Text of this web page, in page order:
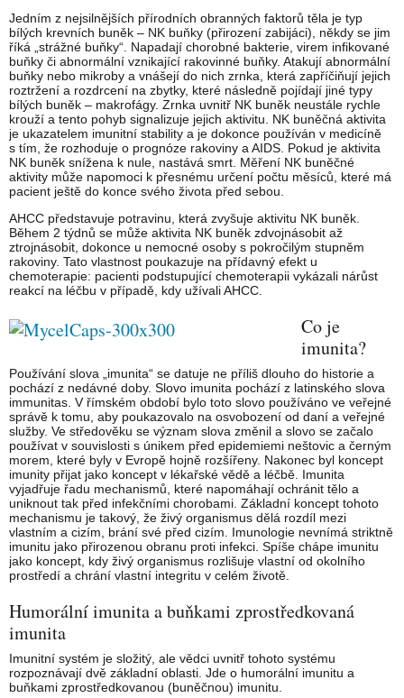
Jedním z nejsilnějších přírodních obranných faktorů těla je typ
bílých krevních buněk – NK buňky (přirození zabijáci), někdy se jim
říká „strážné buňky“. Napadají chorobné bakterie, virem infikované
buňky či abnormální vznikající rakovinné buňky. Atakují abnormální
buňky nebo mikroby a vnášejí do nich zrnka, která zapříčiňují jejich
roztržení a rozdrcení na zbytky, které následně pojídají jiné typy
bílých buněk – makrofágy. Zrnka uvnitř NK buněk neustále rychle
krouží a tento pohyb signalizuje jejich aktivitu. NK buněčná aktivita
je ukazatelem imunitní stability a je dokonce používán v medicíně
s tím, že rozhoduje o prognóze rakoviny a AIDS. Pokud je aktivita
NK buněk snížena k nule, nastává smrt. Měření NK buněčné
aktivity může napomoci k přesnému určení počtu měsíců, které má
pacient ještě do konce svého života před sebou.
AHCC představuje potravinu, která zvyšuje aktivitu NK buněk.
Během 2 týdnů se může aktivita NK buněk zdvojnásobit až
ztrojnásobit, dokonce u nemocné osoby s pokročilým stupněm
rakoviny. Tato vlastnost poukazuje na přídavný efekt u
chemoterapie: pacienti podstupující chemoterapii vykázali nárůst
reakcí na léčbu v případě, kdy užívali AHCC.
Co je
imunita?
Používání slova „imunita“ se datuje ne příliš dlouho do historie a
pochází z nedávné doby. Slovo imunita pochází z latinského slova
immunitas. V římském období bylo toto slovo používáno ve veřejné
správě k tomu, aby poukazovalo na osvobození od daní a veřejné
služby. Ve středověku se význam slova změnil a slovo se začalo
používat v souvislosti s únikem před epidemiemi neštovic a černým
morem, které byly v Evropě hojně rozšířeny. Nakonec byl koncept
imunity přijat jako koncept v lékařské vědě a léčbě. Imunita
vyjadřuje řadu mechanismů, které napomáhají ochránit tělo a
uniknout tak před infekčními chorobami. Základní koncept tohoto
mechanismu je takový, že živý organismus dělá rozdíl mezi
vlastním a cizím, brání své před cizím. Imunologie nevnímá striktně
imunitu jako přirozenou obranu proti infekci. Spíše chápe imunitu
jako koncept, kdy živý organismus rozlišuje vlastní od okolního
prostředí a chrání vlastní integritu v celém životě.
Humorální imunita a buňkami zprostředkovaná
imunita
Imunitní systém je složitý, ale vědci uvnitř tohoto systému
rozpoznávají dvě základní oblasti. Jde o humorální imunitu a
buňkami zprostředkovanou (buněčnou) imunitu.